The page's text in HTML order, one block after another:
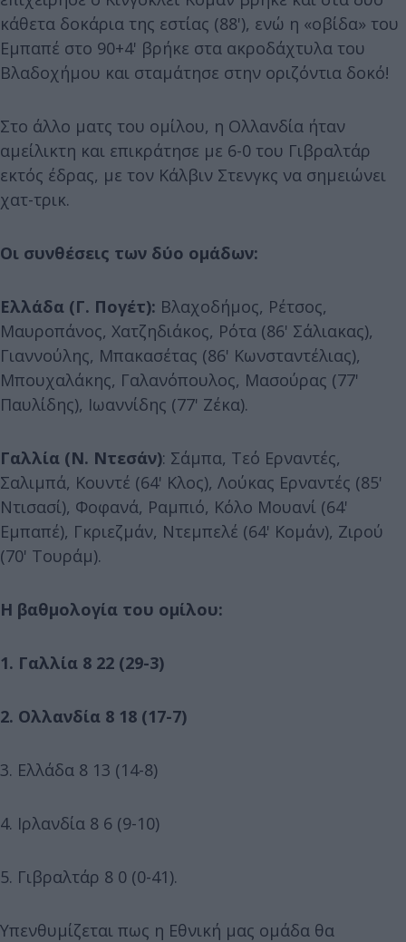
κάθετα δοκάρια της εστίας (88'), ενώ η «οβίδα» του
Εμπαπέ στο 90+4' βρήκε στα ακροδάχτυλα του
Βλαδοχήμου και σταμάτησε στην οριζόντια δοκό!
Στο άλλο ματς του ομίλου, η Ολλανδία ήταν
αμείλικτη και επικράτησε με 6-0 του Γιβραλτάρ
εκτός έδρας, με τον Κάλβιν Στενγκς να σημειώνει
χατ-τρικ.
Οι συνθέσεις των δύο ομάδων:
Ελλάδα (Γ. Πογέτ): Βλαχοδήμος, Ρέτσος,
Μαυροπάνος, Χατζηδιάκος, Ρότα (86' Σάλιακας),
Γιαννούλης, Μπακασέτας (86' Κωνσταντέλιας),
Μπουχαλάκης, Γαλανόπουλος, Μασούρας (77'
Παυλίδης), Ιωαννίδης (77' Ζέκα).
Γαλλία (Ν. Ντεσάν): Σάμπα, Τεό Ερναντές,
Σαλιμπά, Κουντέ (64' Κλος), Λούκας Ερναντές (85'
Ντισασί), Φοφανά, Ραμπιό, Κόλο Μουανί (64'
Εμπαπέ), Γκριεζμάν, Ντεμπελέ (64' Κομάν), Ζιρού
(70' Τουράμ).
Η βαθμολογία του ομίλου:
1. Γαλλία 8 22 (29-3)
2. Ολλανδία 8 18 (17-7)
3. Ελλάδα 8 13 (14-8)
4. Ιρλανδία 8 6 (9-10)
5. Γιβραλτάρ 8 0 (0-41).
Υπενθυμίζεται πως η Εθνική μας ομάδα θα